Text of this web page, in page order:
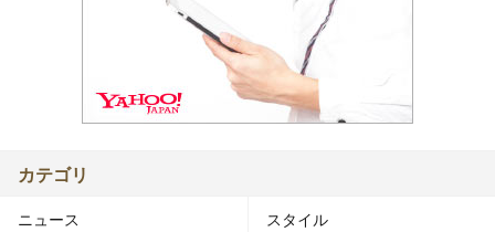
カテゴリ
ニュース スタイル